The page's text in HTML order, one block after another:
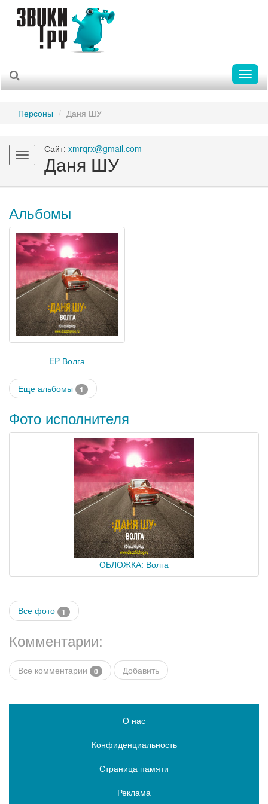
Персоны Даня ШУ
Toggle
navigation
Сайт: xmrqrx@gmail.com
Даня ШУ
Альбомы
EP Волга
Еще альбомы 1
Фото исполнителя
ОБЛОЖКА: Волга
Все фото 1
Комментарии:
Все комментарии 0 Добавить
О нас
Конфиденциальность
Страница памяти
Реклама